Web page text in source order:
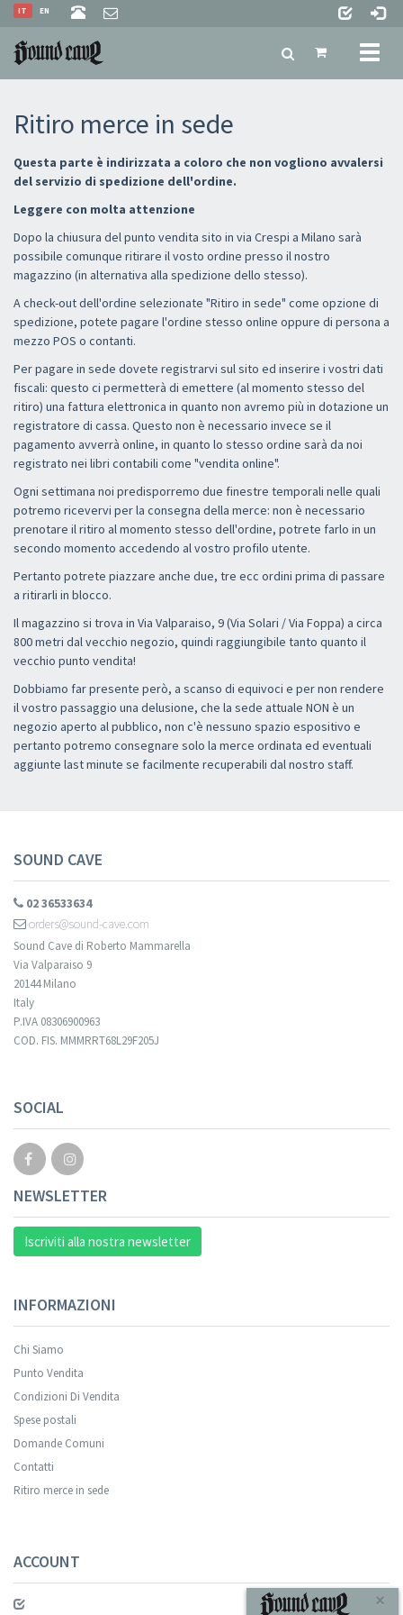
EN
IT
Ritiro merce in sede
Questa parte è indirizzata a coloro che non vogliono avvalersi
del servizio di spedizione dell'ordine.
Leggere con molta attenzione
Dopo la chiusura del punto vendita sito in via Crespi a Milano sarà
possibile comunque ritirare il vosto ordine presso il nostro
magazzino (in alternativa alla spedizione dello stesso).
A check-out dell'ordine selezionate "Ritiro in sede" come opzione di
spedizione, potete pagare l'ordine stesso online oppure di persona a
mezzo POS o contanti.
Per pagare in sede dovete registrarvi sul sito ed inserire i vostri dati
fiscali: questo ci permetterà di emettere (al momento stesso del
ritiro) una fattura elettronica in quanto non avremo più in dotazione un
registratore di cassa. Questo non è necessario invece se il
pagamento avverrà online, in quanto lo stesso ordine sarà da noi
registrato nei libri contabili come "vendita online".
Ogni settimana noi predisporremo due finestre temporali nelle quali
potremo ricevervi per la consegna della merce: non è necessario
prenotare il ritiro al momento stesso dell'ordine, potrete farlo in un
secondo momento accedendo al vostro profilo utente.
Pertanto potrete piazzare anche due, tre ecc ordini prima di passare
a ritirarli in blocco.
Il magazzino si trova in Via Valparaiso, 9 (Via Solari / Via Foppa) a circa
800 metri dal vecchio negozio, quindi raggiungibile tanto quanto il
vecchio punto vendita!
Dobbiamo far presente però, a scanso di equivoci e per non rendere
il vostro passaggio una delusione, che la sede attuale NON è un
negozio aperto al pubblico, non c'è nessuno spazio espositivo e
pertanto potremo consegnare solo la merce ordinata ed eventuali
aggiunte last minute se facilmente recuperabili dal nostro staff.
SOUND CAVE
02 36533634
orders@sound-cave.com
Sound Cave di Roberto Mammarella
Via Valparaiso 9
20144 Milano
Italy
P.IVA 08306900963
COD. FIS. MMMRRT68L29F205J
SOCIAL
NEWSLETTER
Iscriviti alla nostra newsletter
INFORMAZIONI
Chi Siamo
Punto Vendita
Condizioni Di Vendita
Spese postali
Domande Comuni
Contatti
Ritiro merce in sede
ACCOUNT
×